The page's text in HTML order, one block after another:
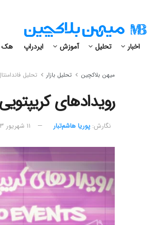
اخبار تحلیل آموزش ایردراپ هک
میهن بلاکچین تحلیل بازار تحلیل
رویدادهای
نگارش:‌ پوریا هاشم‌تبار ۱۱ شهریور ۱۴۰۳ - ۱۹:۰۰